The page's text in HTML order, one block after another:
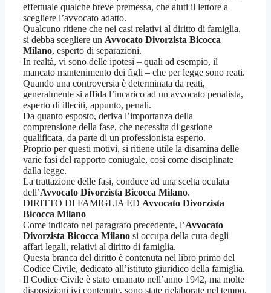
effettuale qualche breve premessa, che aiuti il lettore a
scegliere l’avvocato adatto.
Qualcuno ritiene che nei casi relativi al diritto di famiglia,
si debba scegliere un Avvocato Divorzista Bicocca
Milano, esperto di separazioni.
In realtà, vi sono delle ipotesi – quali ad esempio, il
mancato mantenimento dei figli – che per legge sono reati.
Quando una controversia è determinata da reati,
generalmente si affida l’incarico ad un avvocato penalista,
esperto di illeciti, appunto, penali.
Da quanto esposto, deriva l’importanza della
comprensione della fase, che necessita di gestione
qualificata, da parte di un professionista esperto.
Proprio per questi motivi, si ritiene utile la disamina delle
varie fasi del rapporto coniugale, così come disciplinate
dalla legge.
La trattazione delle fasi, conduce ad una scelta oculata
dell’Avvocato Divorzista Bicocca Milano.
DIRITTO DI FAMIGLIA ED Avvocato Divorzista
Bicocca Milano
Come indicato nel paragrafo precedente, l’Avvocato
Divorzista Bicocca Milano si occupa della cura degli
affari legali, relativi al diritto di famiglia.
Questa branca del diritto è contenuta nel libro primo del
Codice Civile, dedicato all’istituto giuridico della famiglia.
Il Codice Civile è stato emanato nell’anno 1942, ma molte
disposizioni ivi contenute, sono state rielaborate nel tempo.